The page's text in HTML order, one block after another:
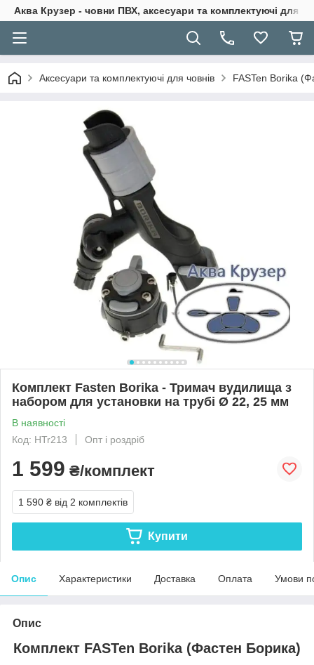
Аква Крузер - човни ПВХ, аксесуари та комплектуючі для
Аксесуари та комплектуючі для човнів FASTen Borika
Комплект Fasten Borika - Тримач вудилища з
набором для установки на трубі Ø 22, 25 мм
В наявності
Код: HTr213
Опт і роздріб
1 599 ₴/комплект
1 590 ₴ від 2 комплектів
Купити
Опис Характеристики Доставка Оплата Умови
Опис
Комплект FASTen Borika (Фастен Борика)